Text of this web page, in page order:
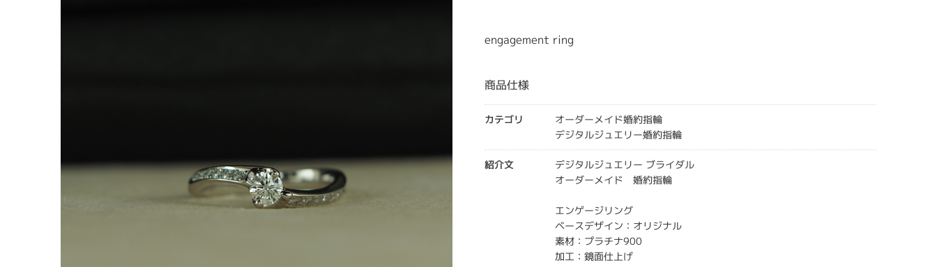
engagement ring
商品仕様
カテゴリ
オーダーメイド婚約指輪
デジタルジュエリー婚約指輪
紹介文
デジタルジュエリー ブライダル
オーダーメイド 婚約指輪
エンゲージリング
ベースデザイン：オリジナル
素材：プラチナ900
加工：鏡面仕上げ